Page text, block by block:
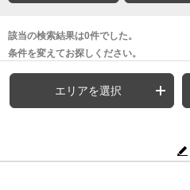
該当の検索結果は0件でした。
条件を変えてお探しください。
エリアを選択